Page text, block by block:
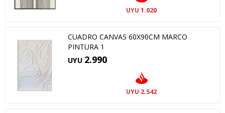
UYU 1.020
CUADRO CANVAS 60X90CM MARCO
PINTURA 1
UYU 2.990
UYU 2.542